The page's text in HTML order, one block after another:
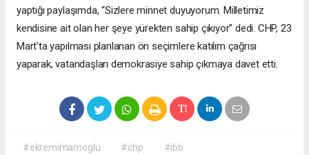
yaptığı paylaşımda, “Sizlere minnet duyuyorum. Milletimiz
kendisine ait olan her şeye yürekten sahip çıkıyor” dedi. CHP, 23
Mart'ta yapılması planlanan ön seçimlere katılım çağrısı
yaparak, vatandaşları demokrasiye sahip çıkmaya davet etti.
#ekremimamoglu #chp
#ibb